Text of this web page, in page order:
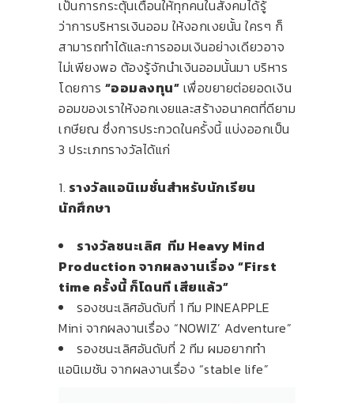
เป็นการกระตุ้นเตือนให้ทุกคนในสังคมได้รู้
ว่าการบริหารเงินออม ให้งอกเงยนั้น ใครๆ ก็
สามารถทำได้และการออมเงินอย่างเดียวอาจ
ไม่เพียงพอ ต้องรู้จักนำเงินออมนั้นมา บริหาร
โดยการ “ออมลงทุน” เพื่อขยายต่อยอดเงิน
ออมของเราให้งอกเงยและสร้างอนาคตที่ดียาม
เกษียณ ซึ่งการประกวดในครั้งนี้ แบ่งออกเป็น
3 ประเภทรางวัลได้แก่
1. รางวัลแอนิเมชั่นสำหรับนักเรียน
นักศึกษา
รางวัลชนะเลิศ ทีม Heavy Mind
Production จากผลงานเรื่อง “First
time ครั้งนี้ ก็โดนที เสียแล้ว”
รองชนะเลิศอันดับที่ 1 ทีม PINEAPPLE
Mini จากผลงานเรื่อง “NOWIZ’ Adventure”
รองชนะเลิศอันดับที่ 2 ทีม ผมอยากทำ
แอนิเมชัน จากผลงานเรื่อง “stable life”